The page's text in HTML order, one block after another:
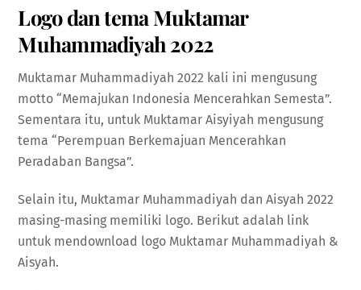
Logo dan tema Muktamar
Muhammadiyah 2022
Muktamar Muhammadiyah 2022 kali ini mengusung
motto “Memajukan Indonesia Mencerahkan Semesta”.
Sementara itu, untuk Muktamar Aisyiyah mengusung
tema “Perempuan Berkemajuan Mencerahkan
Peradaban Bangsa”.
Selain itu, Muktamar Muhammadiyah dan Aisyah 2022
masing-masing memiliki logo. Berikut adalah link
untuk mendownload logo Muktamar Muhammadiyah &
Aisyah.